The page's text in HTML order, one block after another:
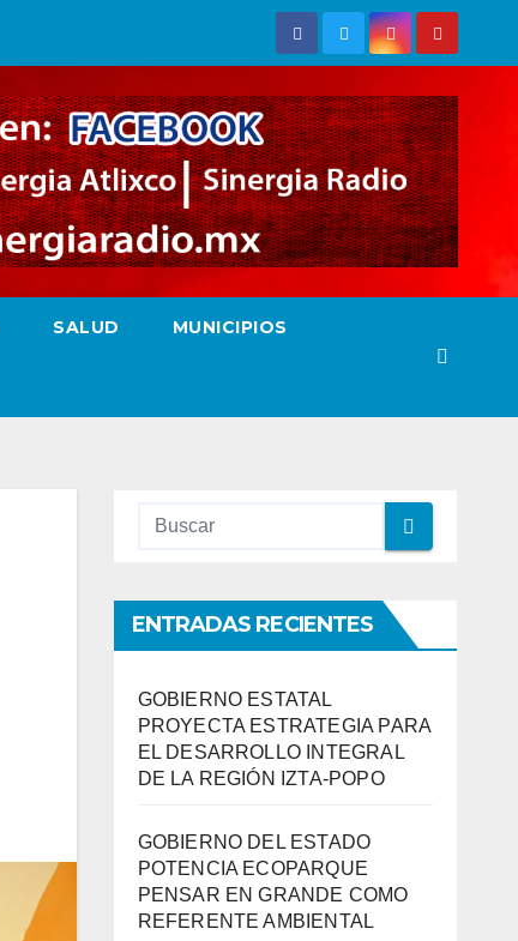
SALUD MUNICIPIOS
ENTRADAS RECIENTES
GOBIERNO ESTATAL
PROYECTA ESTRATEGIA PARA
EL DESARROLLO INTEGRAL
DE LA REGIÓN IZTA-POPO
GOBIERNO DEL ESTADO
POTENCIA ECOPARQUE
PENSAR EN GRANDE COMO
REFERENTE AMBIENTAL